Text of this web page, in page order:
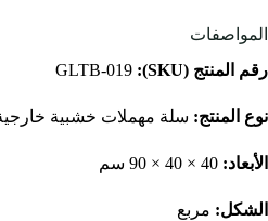
المواصفات
رقم المنتج (SKU):
نوع المنتج: سلة مهملات خشبية
الأبعاد:
الشكل: مربع